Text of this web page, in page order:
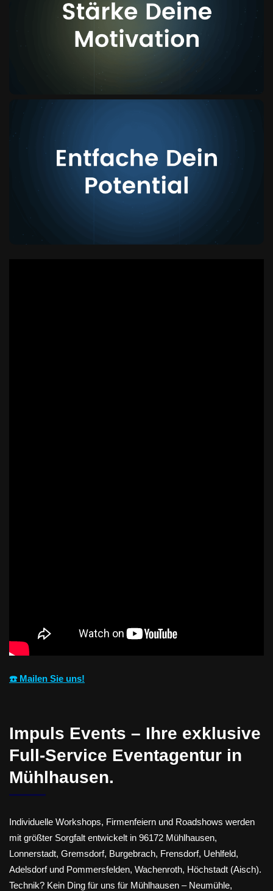
☎️ Mailen Sie uns!
Impuls Events – Ihre exklusive
Full-Service Eventagentur in
Mühlhausen.
Individuelle Workshops, Firmenfeiern und Roadshows werden
mit größter Sorgfalt entwickelt in 96172 Mühlhausen,
Lonnerstadt, Gremsdorf, Burgebrach, Frensdorf, Uehlfeld,
Adelsdorf und Pommersfelden, Wachenroth, Höchstadt (Aisch).
Technik? Kein Ding für uns für Mühlhausen – Neumühle,